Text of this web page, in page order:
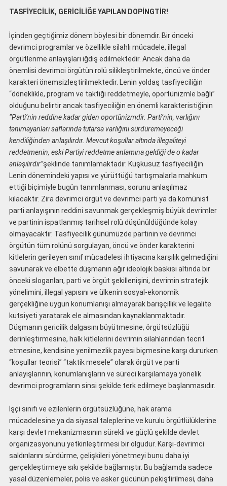
TASFİYECİLİK, GERİCİLİĞE YAPILAN DOPİNGTİR!
İçinden geçtiğimiz dönem böylesi bir dönemdir. Bir önceki
devrimci programlar ve özellikle silahlı mücadele, illegal
örgütlenme anlayışları iğdiş edilmektedir. Ancak daha da
önemlisi devrimci örgütün rolü silikleştirilmekte, öncü ve önder
karakteri önemsizleştirilmektedir. Lenin yoldaş tasfiyeciliğin
“döneklikle, program ve taktiği reddetmeyle, oportünizmle bağlı”
olduğunu belirtir ancak tasfiyeciliğin en önemli karakteristiğinin
“Parti’nin reddine kadar giden oportünizmdir. Parti’nin, varlığını
tanımayanları saflarında tutarsa varlığını sürdüremeyeceği
kendiliğinden anlaşılırdır. Mevcut koşullar altında illegaliteyi
reddetmenin, eski Partiyi reddetme anlamına geldiği de o kadar
anlaşılırdır”şeklinde tanımlamaktadır. Kuşkusuz tasfiyeciliğin
Lenin dönemindeki yapısı ve yürüttüğü tartışmalarla mahkum
ettiği biçimiyle bugün tanımlanması, sorunu anlaşılmaz
kılacaktır. Zira devrimci örgüt ve devrimci parti ya da komünist
parti anlayışının reddini savunmak gerçekleşmiş büyük devrimler
ve partinin ispatlanmış tarihsel rolü düşünüldüğünde kolay
olmayacaktır. Tasfiyecilik günümüzde partinin ve devrimci
örgütün tüm rolünü sorgulayan, öncü ve önder karakterini
kitlelerin gerileyen sınıf mücadelesi ihtiyacına karşılık gelmediğini
savunarak ve elbette düşmanın ağır ideolojik baskısı altında bir
önceki sloganları, parti ve örgüt şekillenişini, devrimin stratejik
yönelimini, illegal yapısını ve ülkenin sosyal-ekonomik
gerçekliğine uygun konumlanışı almayarak barışçıllık ve legalite
kutsiyeti yaratarak ele almasından kaynaklanmaktadır.
Düşmanın gericilik dalgasını büyütmesine, örgütsüzlüğü
derinleştirmesine, halk kitlelerini devrimin silahlarından tecrit
etmesine, kendisine yenilmezlik payesi biçmesine karşı dururken
“koşullar teorisi” “taktik mesele” olarak örgüt ve parti
anlayışlarının, konumlanışların ve süreci karşılamaya yönelik
devrimci programların sinsi şekilde terk edilmeye başlanmasıdır.
İşçi sınıfı ve ezilenlerin örgütsüzlüğüne, hak arama
mücadelesine ya da siyasal taleplerine ve kurulu örgütlülüklerine
karşı devlet mekanizmasının sürekli ve güçlü şekilde devlet
organizasyonunu yetkinleştirmesi bir olgudur. Karşı-devrimci
saldırılarını sürdürme, çelişkileri yönetmeyi bunu daha iyi
gerçekleştirmeye sıkı şekilde bağlamıştır. Bu bağlamda sadece
yasal düzenlemeler, polis ve asker gücünün pekiştirilmesi, daha